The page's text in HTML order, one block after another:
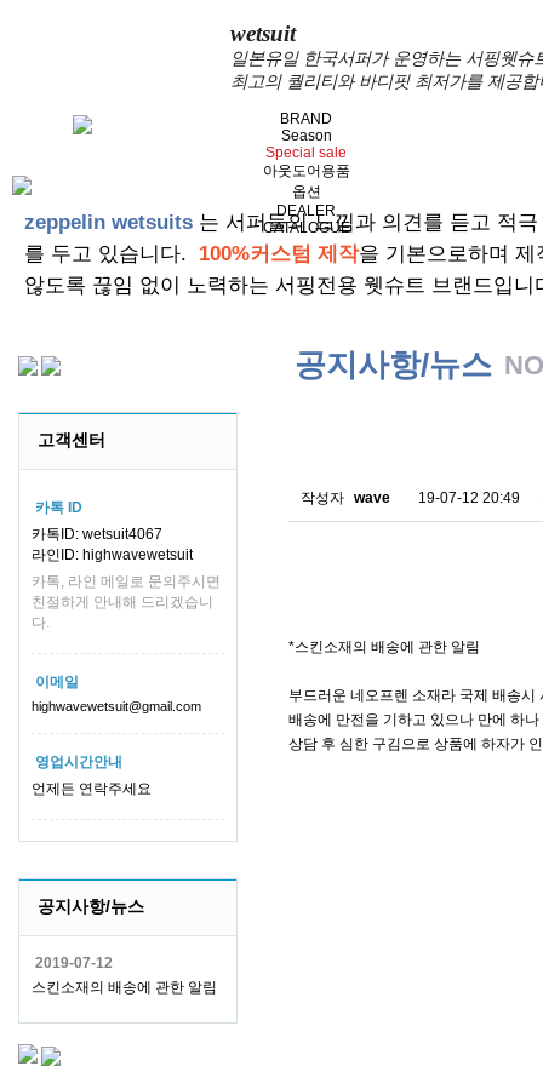
wetsuit
일본유일 한국서퍼가 운영하는 서핑웻
최고의 퀄리티와 바디핏 최저가를 제공합
BRAND
Season
Special sale
아웃도어용품
옵션
DEALER
CATALOGUE
zeppelin wetsuits 는 서퍼들의 느낌과 의견를 듣고 적
를 두고 있습니다. 100%커스텀 제작을 기본으로하며
않도록 끊임 없이 노력하는 서핑전용 웻슈트 브랜드입니
고객센터
카톡 ID
카톡ID: wetsuit4067
라인ID: highwavewetsuit
카톡, 라인 메일로 문의주시면
친절하게 안내해 드리겠습니
다.
이메일
highwavewetsuit@gmail.com
영업시간안내
언제든 연락주세요
공지사항/뉴스
2019-07-12
스킨소재의 배송에 관한 알림
공지사항/뉴스
작성자 wave 19-07-12 20:49
*스킨소재의 배송에 관한 알림
부드러운 네오프렌 소재라 국제 배송
배송에 만전을 기하고 있으나 만에 하
상담 후 심한 구김으로 상품에 하자가